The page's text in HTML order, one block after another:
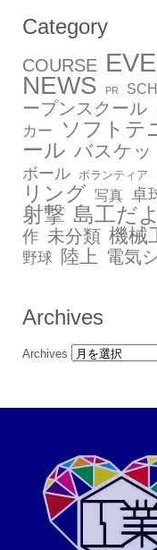
Category
COURSE
NEWS PR
ープンスクール
カー
ソフトテ
ール バスケッ
ボール
ボランティア
リング 写真 卓
射撃 島工だ
作 未分類 機械
野球 陸上 電気
Archives
Archives